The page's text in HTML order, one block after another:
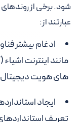
شود. برخی از
عبارتند از:
ادغام بیشتر
های هویت دیجیتال
ایجاد
تعریف